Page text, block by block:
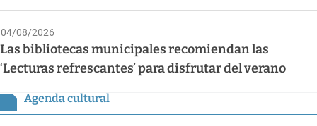
04/08/2026
Las bibliotecas municipales recomiendan las
‘Lecturas refrescantes’ para disfrutar del verano
Agenda cultural